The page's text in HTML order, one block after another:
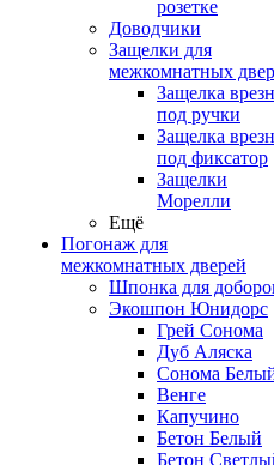
розетке
Доводчики
Защелки для
межкомнатных
Защелка
под ручки
Защелка
под фиксатор
Защелки
Морелли
Ещё
Погонаж для
межкомнатных дверей
Шпонка для
Экошпон Юнидорс
Грей Сонома
Дуб Аляска
Сонома
Венге
Капучино
Бетон Белый
Бетон